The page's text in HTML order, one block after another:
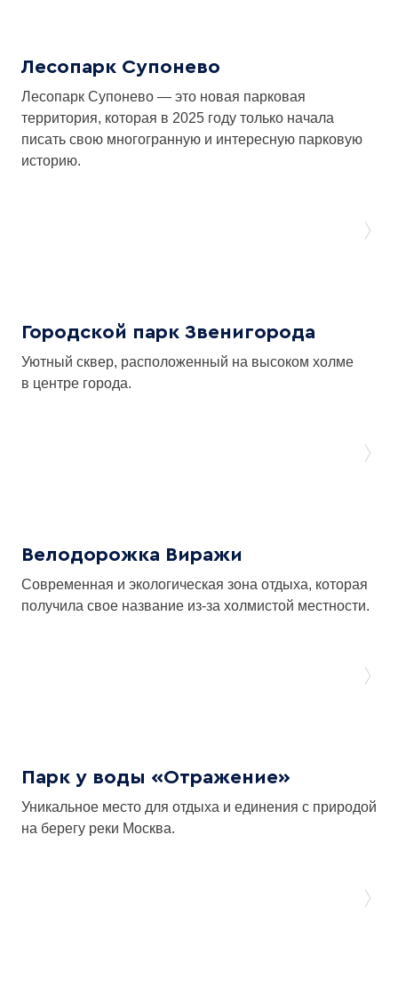
Лесопарк Супонево
Лесопарк Супонево — это новая парковая
территория, которая в 2025 году только начала
писать свою многогранную и интересную парковую
историю.
Городской парк Звенигорода
Уютный сквер, расположенный на высоком холме
в центре города.
Велодорожка Виражи
Современная и экологическая зона отдыха, которая
получила свое название из-за холмистой местности.
Парк у воды «Отражение»
Уникальное место для отдыха и единения с природой
на берегу реки Москва.